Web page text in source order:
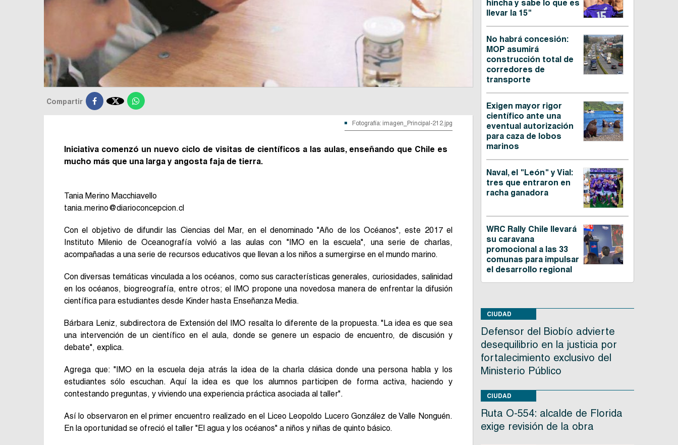
Compartir 
Fotografía: imagen_Principal-212.jpg
Iniciativa comenzó un nuevo ciclo de visitas de científicos a las aulas, enseñando que Chile es
mucho más que una larga y angosta faja de tierra.
Tania Merino Macchiavello
tania.merino@diarioconcepcion.cl
Con el objetivo de difundir las Ciencias del Mar, en el denominado "Año de los Océanos", este 2017 el
Instituto Milenio de Oceanografía volvió a las aulas con "IMO en la escuela", una serie de charlas,
acompañadas a una serie de recursos educativos que llevan a los niños a sumergirse en el mundo marino.
Con diversas temáticas vinculada a los océanos, como sus características generales, curiosidades, salinidad
en los océanos, biogreografía, entre otros; el IMO propone una novedosa manera de enfrentar la difusión
científica para estudiantes desde Kinder hasta Enseñanza Media.
Bárbara Leniz, subdirectora de Extensión del IMO resalta lo diferente de la propuesta. "La idea es que sea
una intervención de un científico en el aula, donde se genere un espacio de encuentro, de discusión y
debate", explica.
Agrega que: "IMO en la escuela deja atrás la idea de la charla clásica donde una persona habla y los
estudiantes sólo escuchan. Aquí la idea es que los alumnos participen de forma activa, haciendo y
contestando preguntas, y viviendo una experiencia práctica asociada al taller".
Así lo observaron en el primer encuentro realizado en el Liceo Leopoldo Lucero González de Valle Nonguén.
En la oportunidad se ofreció el taller "El agua y los océanos" a niños y niñas de quinto básico.
hincha y sabe lo que es
llevar la 15"
No habrá concesión:
MOP asumirá
construcción total de
corredores de
transporte
Exigen mayor rigor
científico ante una
eventual autorización
para caza de lobos
marinos
Naval, el "León" y Vial:
tres que entraron en
racha ganadora
WRC Rally Chile llevará
su caravana
promocional a las 33
comunas para impulsar
el desarrollo regional
CIUDAD
Defensor del Biobío advierte
desequilibrio en la justicia por
fortalecimiento exclusivo del
Ministerio Público
CIUDAD
Ruta O-554: alcalde de Florida
exige revisión de la obra